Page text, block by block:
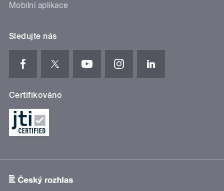
Mobilní aplikace
Sledujte nás
Certifikováno